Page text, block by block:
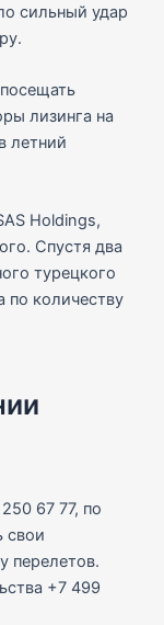
сильный удар
лизинга на
летний
Holdings,
Спустя два
турецкого
по количеству
67 77, по
свои
перелетов.
+7 499